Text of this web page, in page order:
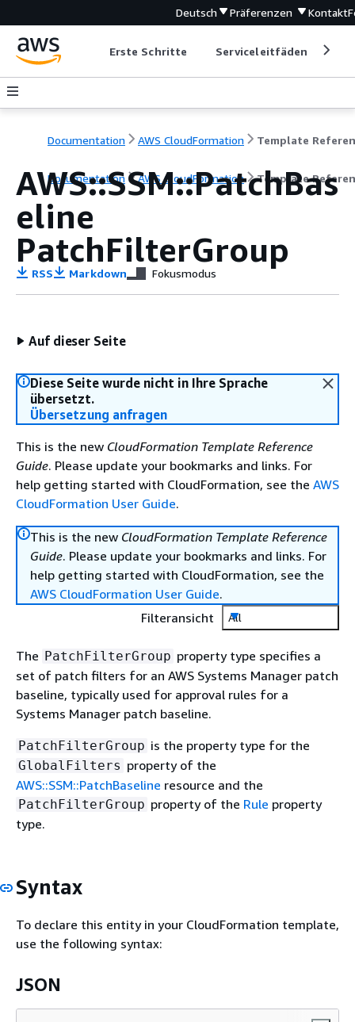
Deutsch Präferenzen Kontakt
Erste Schritte Serviceleitfäden
Documentation AWS CloudFormation Template
Documentation AWS CloudFormation Template
AWS::SSM::PatchBas
eline
PatchFilterGroup
RSS Markdown Fokusmodus
Auf dieser Seite
Diese Seite wurde nicht in Ihre Sprache
übersetzt.
Übersetzung anfragen
This is the new CloudFormation Template Reference
Guide. Please update your bookmarks and links. For
help getting started with CloudFormation, see the AWS
CloudFormation User Guide.
This is the new CloudFormation Template Reference
Guide. Please update your bookmarks and links. For
help getting started with CloudFormation, see the
AWS CloudFormation User Guide.
Filteransicht
All
The PatchFilterGroup property type specifies a
set of patch filters for an AWS Systems Manager patch
baseline, typically used for approval rules for a
Systems Manager patch baseline.
PatchFilterGroup is the property type for the
GlobalFilters property of the
AWS::SSM::PatchBaseline resource and the
PatchFilterGroup property of the Rule property
type.
Syntax
To declare this entity in your CloudFormation template,
use the following syntax:
JSON